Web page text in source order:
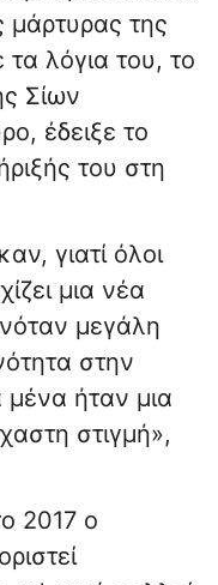
μάρτυρας της
λόγια του, το
Σίων
έδειξε το
του στη
γιατί όλοι
μια νέα
μεγάλη
στην
ήταν μια
στιγμή»,
2017 ο